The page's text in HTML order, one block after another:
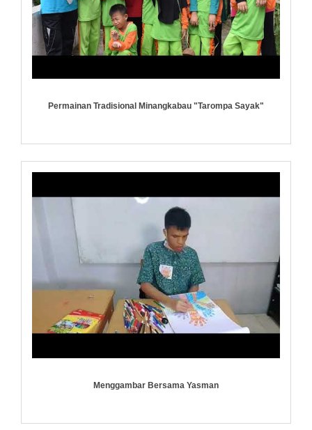
Permainan Tradisional Minangkabau "Tarompa Sayak"
Menggambar Bersama Yasman